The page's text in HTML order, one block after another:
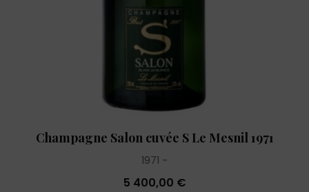
Champagne Salon cuvée S Le Mesnil 1971
1971
5 400,00 €